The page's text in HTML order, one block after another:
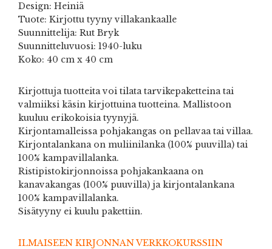
Design: Heiniä
Tuote: Kirjottu tyyny villakankaalle
Suunnittelija: Rut Bryk
Suunnitteluvuosi: 1940-luku
Koko: 40 cm x 40 cm
Kirjottuja tuotteita voi tilata tarvikepaketteina tai
valmiiksi käsin kirjottuina tuotteina. Mallistoon
kuuluu erikokoisia tyynyjä.
Kirjontamalleissa pohjakangas on pellavaa tai villaa.
Kirjontalankana on muliinilanka (100% puuvilla) tai
100% kampavillalanka.
Ristipistokirjonnoissa pohjakankaana on
kanavakangas (100% puuvilla) ja kirjontalankana
100% kampavillalanka.
Sisätyyny ei kuulu pakettiin.
ILMAISEEN KIRJONNAN VERKKOKURSSIIN